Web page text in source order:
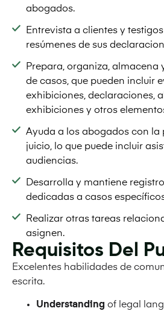
abogados.
Entrevista a clientes y
resúmenes de sus
Prepara, organiza, almacena
de casos, que pueden incluir
exhibiciones, declaraciones,
exhibiciones y otros
Ayuda a los abogados con la
juicio, lo que puede incluir
audiencias.
Desarrolla y mantiene
dedicadas a casos
Realizar otras tareas
asignen.
Requisitos Del
Excelentes habilidades de
escrita.
Understanding of legal